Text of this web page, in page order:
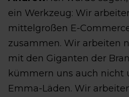
ein Werkzeug: Wir
mittelgroßen E-
zusammen. Wir arbeiten
mit den Giganten der
kümmern uns auch nicht
Emma-Läden. Wir